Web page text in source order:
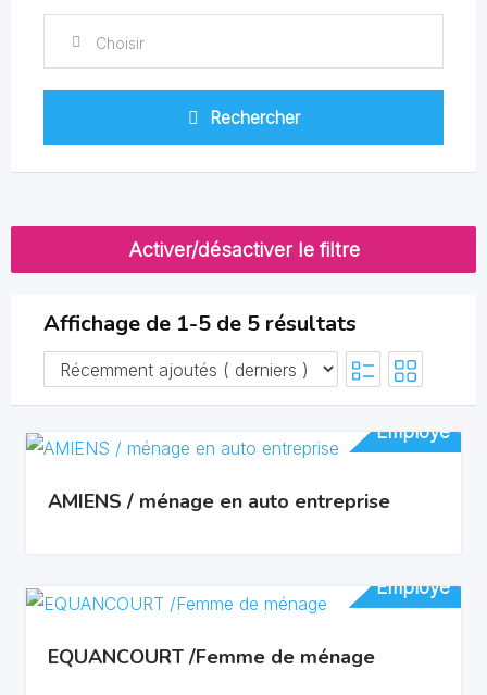
Choisir
Rechercher
Activer/désactiver le filtre
Affichage de 1-5 de 5 résultats
Employé
Employé
AMIENS / ménage en auto entreprise
Employé
Employé
EQUANCOURT /Femme de ménage